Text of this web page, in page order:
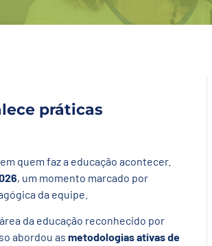
práticas
quem faz a educação acontecer.
, um momento marcado por
da equipe.
da educação reconhecido por
abordou as metodologias ativas de